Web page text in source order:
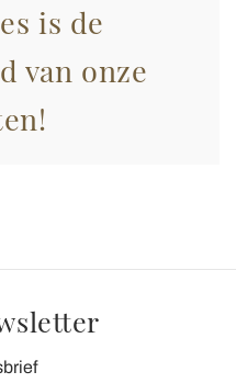
is de
van onze